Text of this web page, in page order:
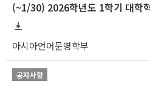
아시아언어문명학부
공지사항